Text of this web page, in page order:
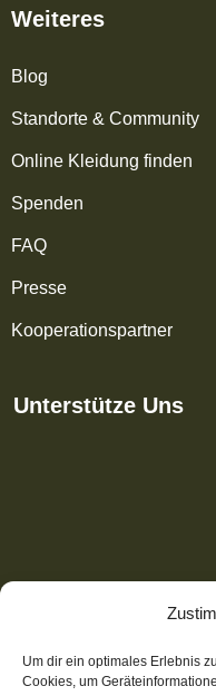
Um dir ein optimales Erlebnis
Cookies, um
Weiteres
Blog
Standorte & Community
Online Kleidung finden
Spenden
FAQ
Presse
Kooperationspartner
Unterstütze Uns